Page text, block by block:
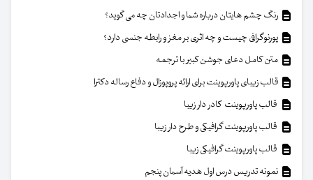
رنگ چشم هایتان درباره شما و اجدادتان چه می گوید؟
پورنوگرافی چیست و چه اثری بر مغز و رابطه جنسی دارد؟
متن کامل دعای جوشن کبیر با ترجمه
قالب زیبای پاورپوینت برای ارائه پروپوزال و دفاع رساله دکترا
قالب پاورپوینت کادر دار زیبا
قالب پاورپوینت گرافیکی و طرح دار زیبا
قالب پاورپوینت گرافیکی زیبا
نمونه تدریس درس اول هدیه آسمان پنجم